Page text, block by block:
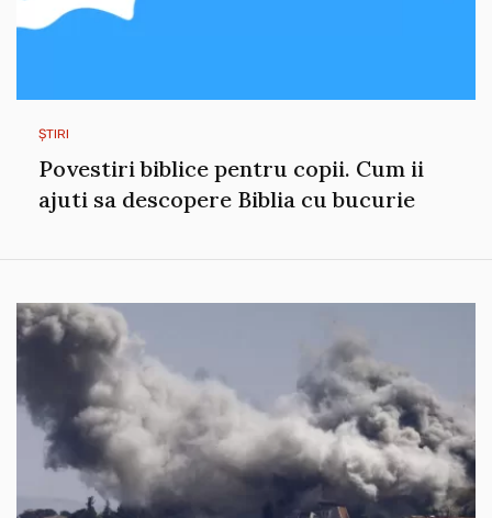
ȘTIRI
Povestiri biblice pentru copii. Cum ii
ajuti sa descopere Biblia cu bucurie